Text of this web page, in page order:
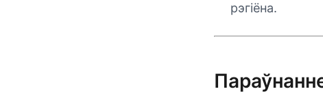
рэгіёна.